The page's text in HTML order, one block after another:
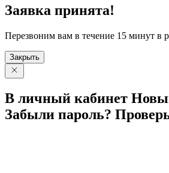
Заявка принята!
Перезвоним вам в течение 15 минут в
Закрыть
В личный кабинет
Забыли пароль?